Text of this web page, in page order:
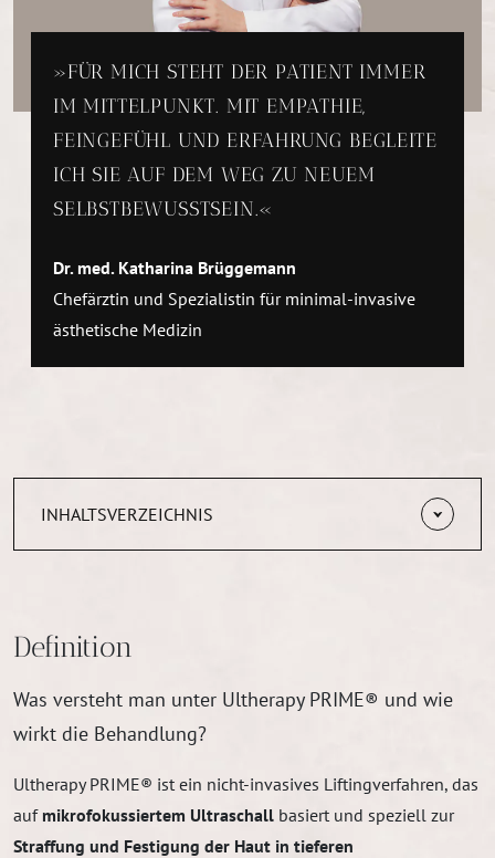
FÜR MICH STEHT DER PATIENT IMMER
IM MITTELPUNKT. MIT EMPATHIE,
FEINGEFÜHL UND ERFAHRUNG BEGLEITE
ICH SIE AUF DEM WEG ZU NEUEM
SELBSTBEWUSSTSEIN.
Dr. med. Katharina Brüggemann
Chefärztin und Spezialistin für minimal-invasive
ästhetische Medizin
INHALTSVERZEICHNIS
Definition
Was versteht man unter Ultherapy PRIME® und wie
wirkt die Behandlung?
Ultherapy PRIME® ist ein nicht-invasives Liftingverfahren, das
auf mikrofokussiertem Ultraschall basiert und speziell zur
Straffung und Festigung der Haut in tieferen